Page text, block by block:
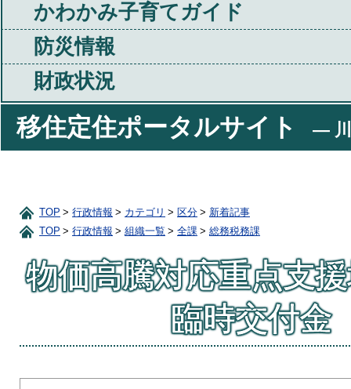
かわかみ子育てガイド
防災情報
財政状況
移住定住ポータルサイト ―
TOP 行政情報 カテゴリ 区分
新着記事
TOP
行政情報 組織一覧 全課 総務税務課
物価高騰対応重点支
臨時交付金